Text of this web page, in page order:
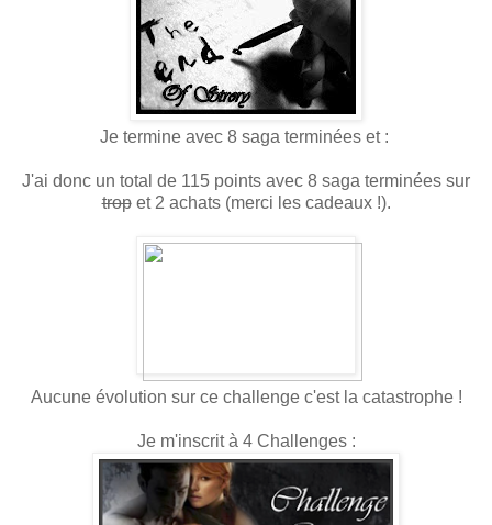
Je termine avec 8 saga terminées et :
J'ai donc un total de 115 points avec 8 saga terminées sur
tropet 2 achats (merci les cadeaux !).
Aucune évolution sur ce challenge c'est la catastrophe !
Je m'inscrit à 4 Challenges :